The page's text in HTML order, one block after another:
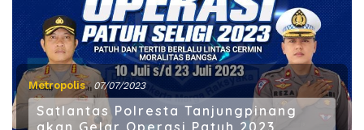
Metropolis 07/07/2023
Satlantas Polresta Tanjungpinang
akan Gelar Operasi Patuh 2023,